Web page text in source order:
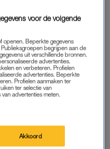
“Voor witte Hollandse
verschillende afkomsten
klas met nog elf anderen,
werden we gelijk
duidelijk onderscheid.
om neerbuigend te vragen:
Ik ben dan misschien een
voor de volgende
openen. Beperkte gegevens
begrijpen aan de
uit verschillende bronnen.
advertenties.
en verbeteren. Profielen
advertenties. Beperkte
Profielen aanmaken ter
ter selectie van
advertenties meten.
Akkoord